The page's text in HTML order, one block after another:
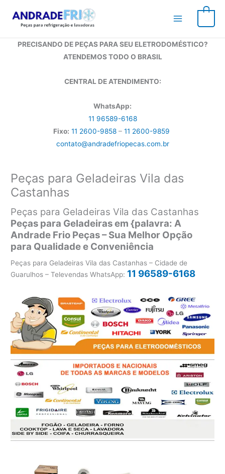
para
conteúdo
PRECISANDO DE PEÇAS PARA SEU ELETRODOMÉSTICO?
ATENDEMOS TODO O BRASIL
CENTRAL DE ATENDIMENTO:
WhatsApp:
11 96589-6168
Fixo: 11 2600-9858 – 11 2600-9859
contato@andradefriopecas.com.br
Peças para Geladeiras Vila das
Castanhas
Peças para Geladeiras Vila das Castanhas
Peças para Geladeiras em {palavra: A
Andrade Frio Peças – Sua Melhor Opção
para Qualidade e Conveniência
Peças para Geladeiras Vila das Castanhas – Cidade de
Guarulhos – Televendas WhatsApp: 11 96589-6168